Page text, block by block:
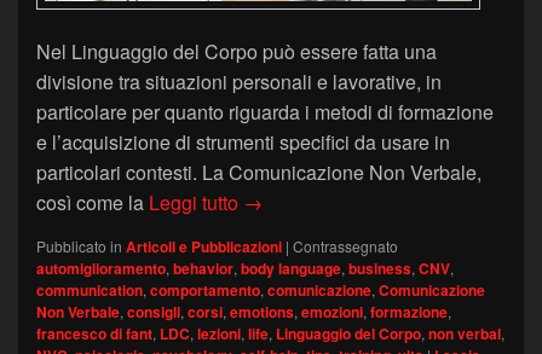
Nel Linguaggio del Corpo può essere fatta una
divisione tra situazioni personali e lavorative, in
particolare per quanto riguarda i metodi di formazione
e l’acquisizione di strumenti specifici da usare in
particolari contesti. La Comunicazione Non Verbale,
così come la Leggi tutto Il Linguaggio del Corpo nella vita
→
Pubblicato in Articoli e Pubblicazioni | Contrassegnato
automiglioramento,behavior,body language,business,CNV,
communication,comportamento,comunicazione,Comunicazione
Non Verbale,consigli,corsi,emotions,emozioni,formazione,
francesco di fant, LDC,lezioni,life, Linguaggio del Corpo,non verbal,